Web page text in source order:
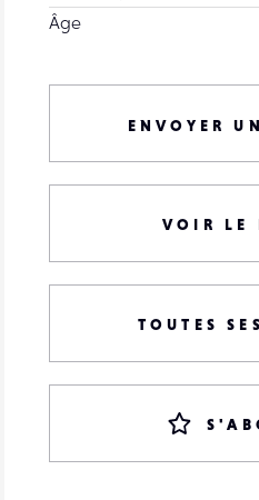
Âge
ENVOYER
VOIR LE
TOUTES